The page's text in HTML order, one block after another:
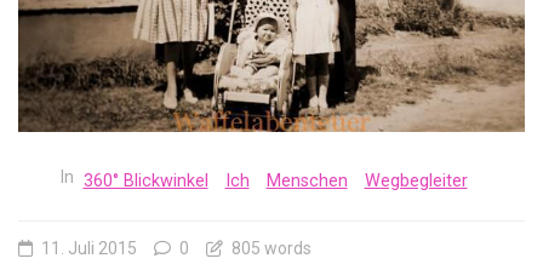
In 360° Blickwinkel Ich Menschen Wegbegleiter
11. Juli 2015 0 805 words